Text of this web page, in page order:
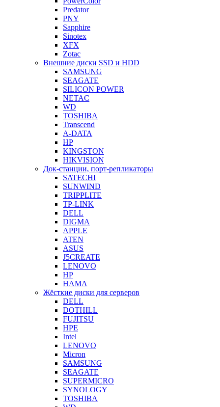
Predator
PNY
Sapphire
Sinotex
XFX
Zotac
Внешние диски SSD и HDD
SAMSUNG
SEAGATE
SILICON POWER
NETAC
WD
TOSHIBA
Transcend
A-DATA
HP
KINGSTON
HIKVISION
Док-станции, порт-репликаторы
SATECHI
SUNWIND
TRIPPLITE
TP-LINK
DELL
DIGMA
APPLE
ATEN
ASUS
J5CREATE
LENOVO
HP
HAMA
Жёсткие диски для серверов
DELL
DOTHILL
FUJITSU
HPE
Intel
LENOVO
Micron
SAMSUNG
SEAGATE
SUPERMICRO
SYNOLOGY
TOSHIBA